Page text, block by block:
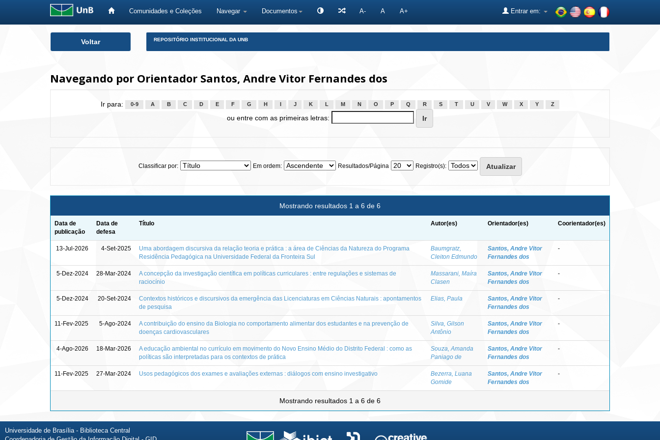
Comunidades e Coleções Navegar Documentos A- A A+ Entrar em:
Voltar REPOSITÓRIO INSTITUCIONAL DA UNB
Navegando por Orientador Santos, Andre Vitor Fernandes dos
Ir para: 0-9 A B C D E F G H J K L M N O P Q R S T U V W X Y Z
ou entre com as primeiras letras:
Classificar por: Em ordem: Resultados/Página Registro(s):
Mostrando resultados 1 a 6 de 6
Data de
publicação
Data de
defesa
Título Autor(es) Orientador(es) Coorientador(es)
13-Jul-2026 4-Set-2025
Uma abordagem discursiva da relação teoria e prática : a área de Ciências da Natureza do Programa
Residência Pedagógica na Universidade Federal da Fronteira Sul
Baumgratz,
Cleiton Edmundo
Santos, Andre Vitor
Fernandes dos
-
5-Dez-2024 28-Mar-2024
A concepção da investigação científica em políticas curriculares : entre regulações e sistemas de
raciocínio
Massarani, Maíra
Clasen
Santos, Andre Vitor
Fernandes dos
-
5-Dez-2024 20-Set-2024
Contextos históricos e discursivos da emergência das Licenciaturas em Ciências Naturais : apontamentos
de pesquisa
Elias, Paula
Santos, Andre Vitor
Fernandes dos
-
11-Fev-2025 5-Ago-2024
A contribuição do ensino da Biologia no comportamento alimentar dos estudantes e na prevenção de
doenças cardiovasculares
Silva, Gilson
Antônio
Santos, Andre Vitor
Fernandes dos
-
4-Ago-2026 18-Mar-2026
A educação ambiental no currículo em movimento do Novo Ensino Médio do Distrito Federal : como as
políticas são interpretadas para os contextos de prática
Souza, Amanda
Paniago de
Santos, Andre Vitor
Fernandes dos
-
11-Fev-2025 27-Mar-2024 Usos pedagógicos dos exames e avaliações externas : diálogos com ensino investigativo
Bezerra, Luana
Gomide
Santos, Andre Vitor
Fernandes dos
-
Mostrando resultados 1 a 6 de 6
Universidade de Brasília - Biblioteca Central